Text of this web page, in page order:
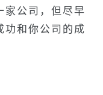
家公司，但尽早
功和你公司的成